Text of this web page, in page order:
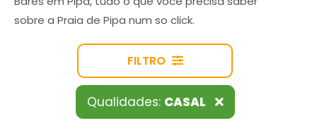
sobre a Praia de Pipa num so click.
FILTRO
Qualidades: CASAL